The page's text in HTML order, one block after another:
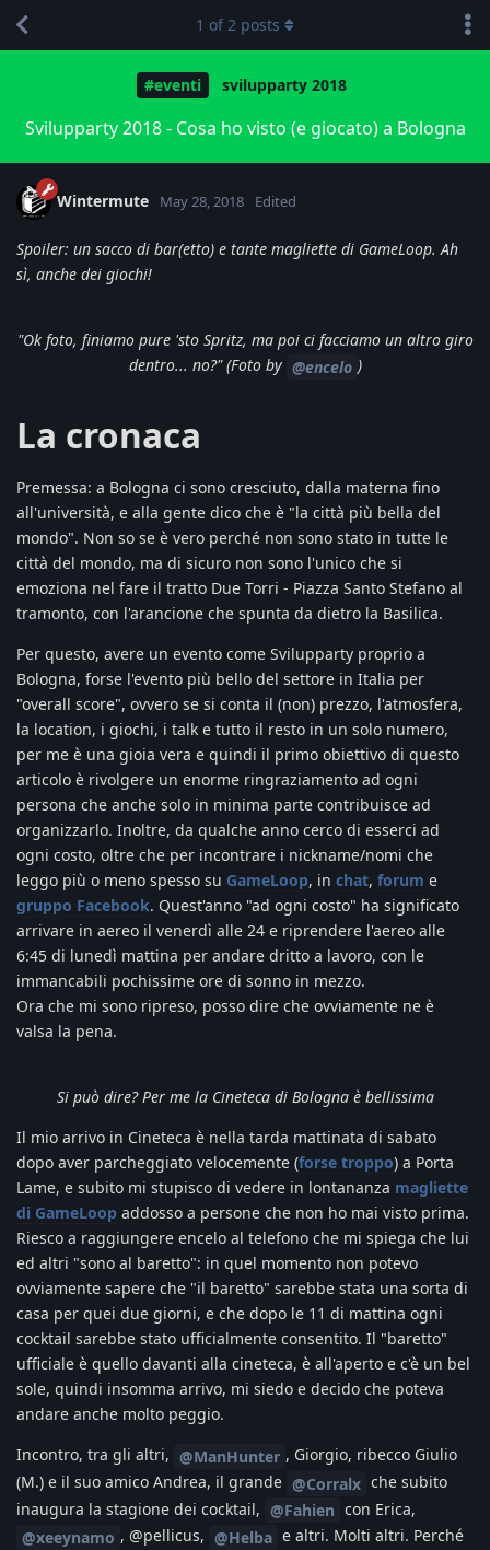
#eventi svilupparty 2018
Svilupparty 2018 - Cosa ho visto (e giocato) a Bologna
1 of2 posts
Wintermute May 28, 2018 Edited
Spoiler: un sacco di bar(etto) e tante magliette di GameLoop. Ah
sì, anche dei giochi!
"Ok foto, finiamo pure 'sto Spritz, ma poi ci facciamo un altro giro
dentro... no?" (Foto by @encelo )
La cronaca
Premessa: a Bologna ci sono cresciuto, dalla materna fino
all'università, e alla gente dico che è "la città più bella del
mondo". Non so se è vero perché non sono stato in tutte le
città del mondo, ma di sicuro non sono l'unico che si
emoziona nel fare il tratto Due Torri - Piazza Santo Stefano al
tramonto, con l'arancione che spunta da dietro la Basilica.
Per questo, avere un evento come Svilupparty proprio a
Bologna, forse l'evento più bello del settore in Italia per
"overall score", ovvero se si conta il (non) prezzo, l'atmosfera,
la location, i giochi, i talk e tutto il resto in un solo numero,
per me è una gioia vera e quindi il primo obiettivo di questo
articolo è rivolgere un enorme ringraziamento ad ogni
persona che anche solo in minima parte contribuisce ad
organizzarlo. Inoltre, da qualche anno cerco di esserci ad
ogni costo, oltre che per incontrare i nickname/nomi che
leggo più o meno spesso su GameLoop, in chat, forum e
gruppo Facebook. Quest'anno "ad ogni costo" ha significato
arrivare in aereo il venerdì alle 24 e riprendere l'aereo alle
6:45 di lunedì mattina per andare dritto a lavoro, con le
immancabili pochissime ore di sonno in mezzo.
Ora che mi sono ripreso, posso dire che ovviamente ne è
valsa la pena.
Si può dire? Per me la Cineteca di Bologna è bellissima
Il mio arrivo in Cineteca è nella tarda mattinata di sabato
dopo aver parcheggiato velocemente (forse troppo) a Porta
Lame, e subito mi stupisco di vedere in lontananza magliette
di GameLoop addosso a persone che non ho mai visto prima.
Riesco a raggiungere encelo al telefono che mi spiega che lui
ed altri "sono al baretto": in quel momento non potevo
ovviamente sapere che "il baretto" sarebbe stata una sorta di
casa per quei due giorni, e che dopo le 11 di mattina ogni
cocktail sarebbe stato ufficialmente consentito. Il "baretto"
ufficiale è quello davanti alla cineteca, è all'aperto e c'è un bel
sole, quindi insomma arrivo, mi siedo e decido che poteva
andare anche molto peggio.
Incontro, tra gli altri, @ManHunter , Giorgio, ribecco Giulio
(M.) e il suo amico Andrea, il grande @Corralx che subito
inaugura la stagione dei cocktail, @Fahien con Erica,
@xeeynamo , @pellicus, @Helba e altri. Molti altri. Perché